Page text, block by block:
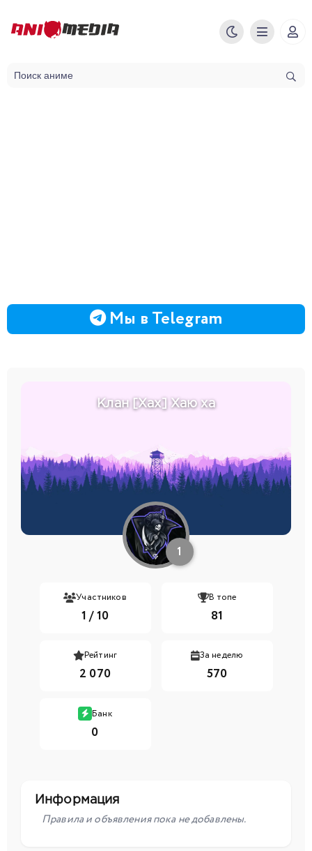
Мы в Telegram
Клан [Хах] Хаю ха
1
Участников
1 / 10
В топе
81
Рейтинг
2 070
За неделю
570
Банк
0
Информация
Правила и объявления пока не добавлены.